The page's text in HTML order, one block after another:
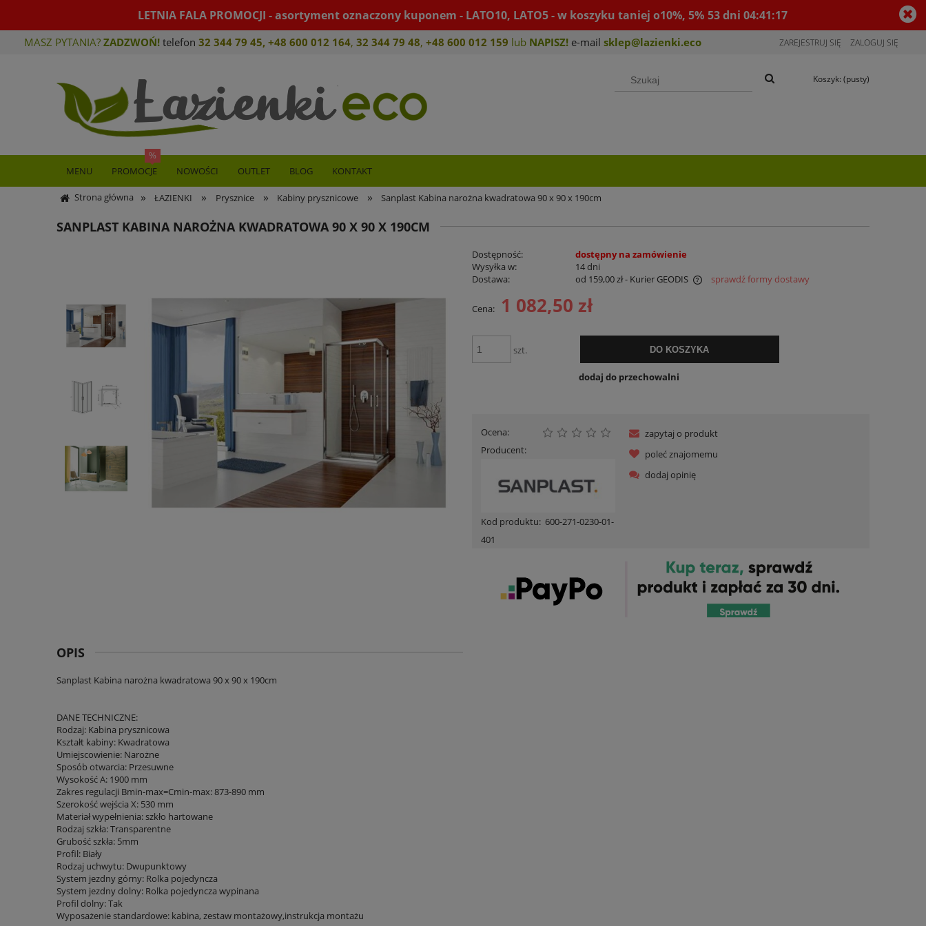
LETNIA FALA PROMOCJI - asortyment oznaczony kuponem - LATO10, LATO5 - w koszyku taniej o10%, 5% 53dni04:41:16
MASZ PYTANIA? ZADZWOŃ! telefon 32 344 79 45, +48 600 012 164, 32 344 79 48, +48 600 012 159 lub NAPISZ! e-mail sklep@lazienki.eco ZAREJESTRUJ SIĘ ZALOGUJ SIĘ
Koszyk: (pusty)
MENU PROMOCJE NOWOŚCI OUTLET BLOG KONTAKT
Strona główna » ŁAZIENKI » Prysznice » Kabiny prysznicowe » Sanplast Kabina narożna kwadratowa 90 x 90 x 190cm
SANPLAST KABINA NAROŻNA KWADRATOWA 90 X 90 X 190CM
Dostępność:
dostępny na zamówienie
Wysyłka w:
14 dni
Dostawa:
od 159,00 zł- Kurier GEODIS
Cena nie zawiera ewentualnych kosztów
sprawdź formy dostawy
Cena: 1 082,50 zł
szt. DO KOSZYKA
dodaj do przechowalni
Ocena:
Producent:
Kod produktu: 600-271-0230-01-
401
zapytaj o produkt
poleć znajomemu
dodaj opinię
OPIS
Sanplast Kabina narożna kwadratowa 90 x 90 x 190cm
DANE TECHNICZNE:
Rodzaj: Kabina prysznicowa
Kształt kabiny: Kwadratowa
Umiejscowienie: Narożne
Sposób otwarcia: Przesuwne
Wysokość A: 1900 mm
Zakres regulacji Bmin-max=Cmin-max: 873-890 mm
Szerokość wejścia X: 530 mm
Materiał wypełnienia: szkło hartowane
Rodzaj szkła: Transparentne
Grubość szkła: 5mm
Profil: Biały
Rodzaj uchwytu: Dwupunktowy
System jezdny górny: Rolka pojedyncza
System jezdny dolny: Rolka pojedyncza wypinana
Profil dolny: Tak
Wyposażenie standardowe: kabina, zestaw montażowy,instrukcja montażu